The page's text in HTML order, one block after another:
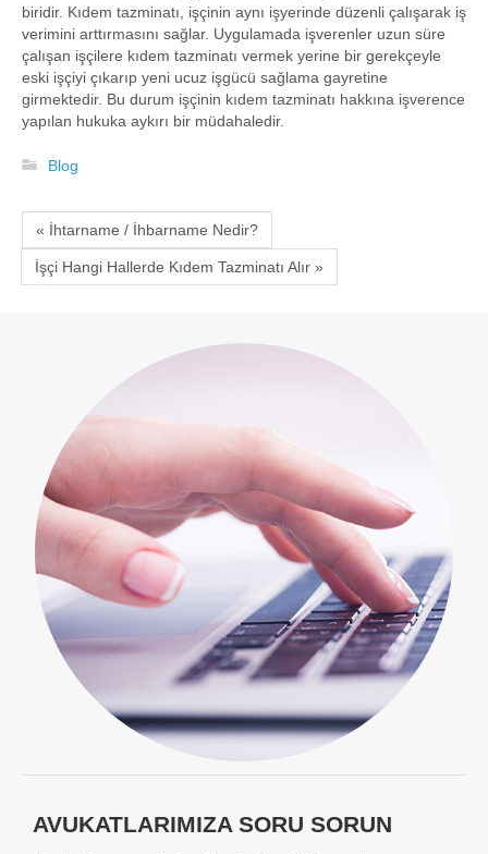
biridir. Kıdem tazminatı, işçinin aynı işyerinde düzenli çalışarak iş
verimini arttırmasını sağlar. Uygulamada işverenler uzun süre
çalışan işçilere kıdem tazminatı vermek yerine bir gerekçeyle
eski işçiyi çıkarıp yeni ucuz işgücü sağlama gayretine
girmektedir. Bu durum işçinin kıdem tazminatı hakkına işverence
yapılan hukuka aykırı bir müdahaledir.
Blog
« İhtarname / İhbarname Nedir?
İşçi Hangi Hallerde Kıdem Tazminatı Alır »
AVUKATLARIMIZA SORU SORUN